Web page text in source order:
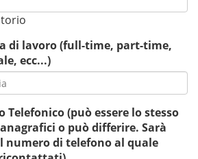
di lavoro (full-time, part-time,
ecc...)
Telefonico (può essere lo stesso
o può differire. Sarà
numero di telefono al quale